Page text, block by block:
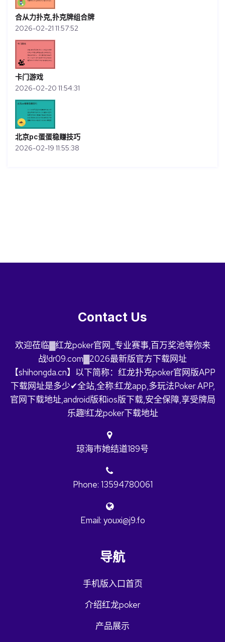
合从力扑克,扑克牌组合牌
2026-02-21 11:57:52
卡门游戏
2026-02-20 11:54:31
北京pc蛋蛋稳赚技巧
2026-02-19 11:55:38
Contact Us
欢迎莅临▓红龙poker官网_专业赛事,百万奖池等你来
战!dr09.com▓2026最新版官方下载网址
【shihongda.cn】以下简称：红龙扑克poker官网版APP
下载网址是多少✔全站,全称:红龙app,多玩法Poker APP,
官网下载地址,android版和ios版下载,安全保障,享受牌局
乐趣!红龙poker下载地址
琼海市她结道189号
Phone: 13594780061
Email: youxi@j9.fo
导航
手机版入口首页
介绍红龙poker
产品展示